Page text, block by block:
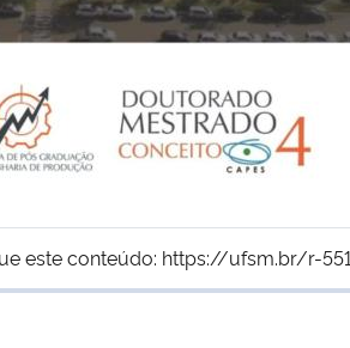
este conteúdo: https://ufsm.br/r-